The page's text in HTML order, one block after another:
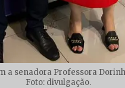
a senadora Professora
Foto: divulgação.